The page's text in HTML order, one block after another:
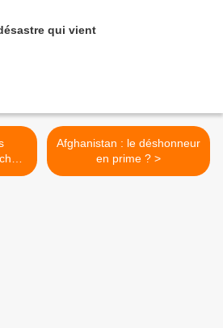
qui vient
Afghanistan : le déshonneur
en prime ? >